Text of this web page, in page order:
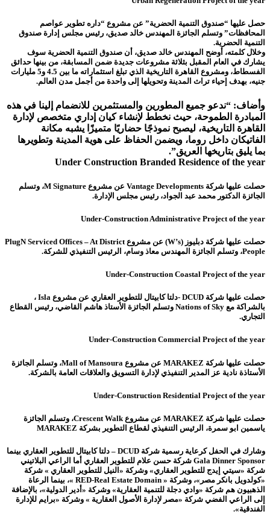
حصل عليها “صندوق التنمية الحضرية” عن مشروع “داره تطوير عواصم
المحافظات” وتسلم الجائزة المهندس خالد صديق، رئيس مجلس إدارة صندوق
التنمية الحضرية.
وخلال كلمته، أوضح المهندس خالد صديق، أن صندوق التنمية الحضرية سوف
يشارك في العام المقبل بثلاثة مشروعات جديدة ضمن المسابقة، من بينها حدائق
الفسطاط، ومشروع القاهرة التاريخية الذي تبلغ استثماراته ما بين 4.5 و5 مليارات
جنيه، بهدف إحياء تراث المدينة وتحويلها إلى واحدة من أجمل مدن العالم.
وأضاف: “ندعو جميع المطورين والمستثمرين للانضمام إلينا في هذه
المبادرة الطموحة، حيث نخطط لإنشاء كيان إداري متخصص لإدارة
القاهرة التاريخية، ليصبح نموذجًا حضاريًا متميزًا يشبه مكانة
الفاتيكان داخل روما، ويضمن الحفاظ على هوية المدينة وتطويرها
بما يليق بتاريخها العريق”.
Under Construction Branded Residence of the year
حصلت عليها شركة Vantage Developments عن مشروع M Signature، وتسلم
الجائزة الدكتور محمد عبد الجواد، رئيس مجلس الإدارة.
Under-Construction Administrative Project of the year
حصلت عليها شركة دبليوز (W’s) عن مشروع PlugN Serviced Offices – At District
People، وتسلم الجائزة المهندس معاذ وسام، الرئيس التنفيذي للشركة.
Under-Construction Coastal Project of the year
حصلت عليها شركة DCUD -دلتا كابيتال للتطوير العقاري عن مشروع Isla ،
بالشراكة مع Nations of Sky وتسلم الجائزة الأستاذ هاشم القاضي، رئيس القطاع
التجاري.
Under-Construction Commercial Project of the year
حصلت عليها شركة MARAKEZ عن مشروع Mall of Mansoura، وتسلم الجائزة
الأستاذة نادية عز المدير التنفيذي لإدارة التسويق والعلاقات العامة بالشركة.
Under-Construction Residential Project of the year
حصلت عليها شركة MARAKEZ عن مشروع Crescent Walk، وتسلم الجائزة
ياسمين ابو سمرة، الرئيس التنفيذي لقطاع التطوير بشركة MARAKEZ
وشارك في الحفل كرعاية رسمية شركة DCUD – دلتا كابيتال للتطوير العقاري بينما
Gala Dinner Sponsor شركة حسن علام للتطوير العقاري أما الراعي البلاتيني
شركة «سيتي إيدج للتطوير العقاري» وشركة «النيل للتطوير العقاري » شركة
«كولدويل بانكر مصر»، وشركة « RED-Real Estate Domain »، بينما الرعاة
الذهبيون هم شركة «وادي دجلة للتنمية العقارية» وشركة «أدير الدولية»، بالإضافة
إلى الراعي الفضي شركة «مصر لإدارة الأصول العقارية » وشركة «برايم للإدارة
الفندقية».